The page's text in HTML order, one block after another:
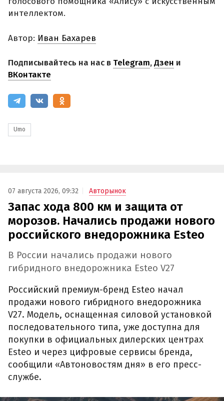
интеллектом.
Автор: Иван Бахарев
Подписывайтесь на нас в Telegram,Дзен и
ВКонтакте
Umo
07 августа 2026, 09:32 Авторынок
Запас хода 800 км и защита от
морозов. Начались продажи нового
российского внедорожника Esteo
В России начались продажи нового
гибридного внедорожника Esteo V27
Российский премиум-бренд Esteo начал
продажи нового гибридного внедорожника
V27. Модель, оснащенная силовой установкой
последовательного типа, уже доступна для
покупки в официальных дилерских центрах
Esteo и через цифровые сервисы бренда,
сообщили «Автоновостям дня» в его пресс-
службе.